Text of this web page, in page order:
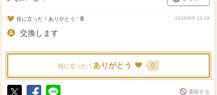
役に立った！ありがとう： 0 2026/6/6 13:19
交換します
役に立った！ ありがとう 0
通報する